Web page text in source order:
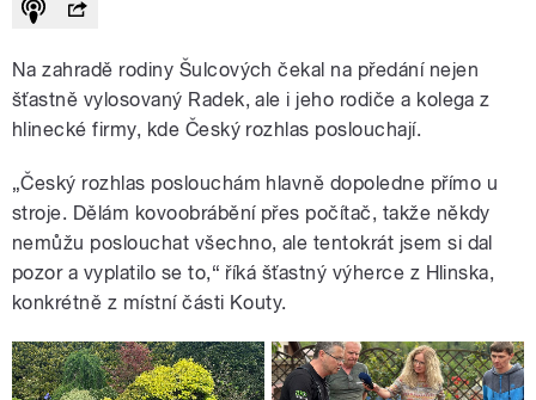
Na zahradě rodiny Šulcových čekal na předání nejen
šťastně vylosovaný Radek, ale i jeho rodiče a kolega z
hlinecké firmy, kde Český rozhlas poslouchají.
„Český rozhlas poslouchám hlavně dopoledne přímo u
stroje. Dělám kovoobrábění přes počítač, takže někdy
nemůžu poslouchat všechno, ale tentokrát jsem si dal
pozor a vyplatilo se to,“ říká šťastný výherce z Hlinska,
konkrétně z místní části Kouty.